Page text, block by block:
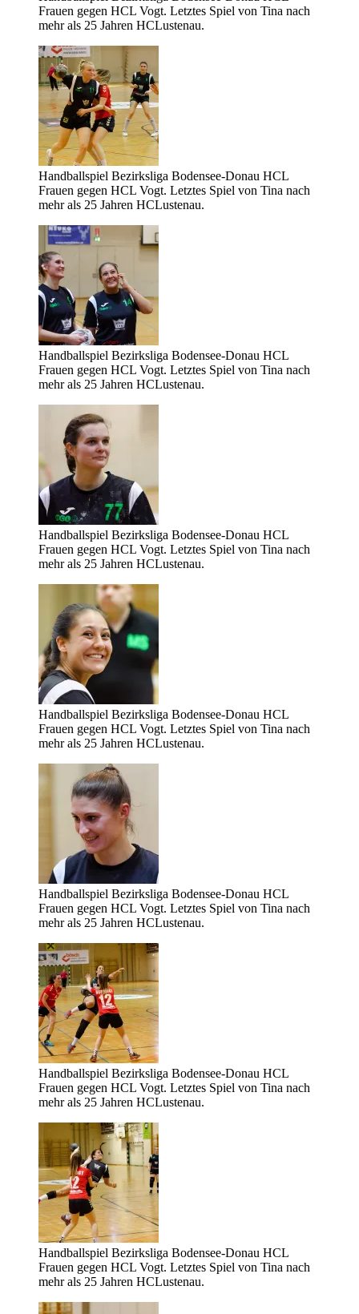
Frauen gegen HCL Vogt. Letztes Spiel von Tina nach
mehr als 25 Jahren HCLustenau.
Handballspiel Bezirksliga Bodensee-Donau HCL
Frauen gegen HCL Vogt. Letztes Spiel von Tina nach
mehr als 25 Jahren HCLustenau.
Handballspiel Bezirksliga Bodensee-Donau HCL
Frauen gegen HCL Vogt. Letztes Spiel von Tina nach
mehr als 25 Jahren HCLustenau.
Handballspiel Bezirksliga Bodensee-Donau HCL
Frauen gegen HCL Vogt. Letztes Spiel von Tina nach
mehr als 25 Jahren HCLustenau.
Handballspiel Bezirksliga Bodensee-Donau HCL
Frauen gegen HCL Vogt. Letztes Spiel von Tina nach
mehr als 25 Jahren HCLustenau.
Handballspiel Bezirksliga Bodensee-Donau HCL
Frauen gegen HCL Vogt. Letztes Spiel von Tina nach
mehr als 25 Jahren HCLustenau.
Handballspiel Bezirksliga Bodensee-Donau HCL
Frauen gegen HCL Vogt. Letztes Spiel von Tina nach
mehr als 25 Jahren HCLustenau.
Handballspiel Bezirksliga Bodensee-Donau HCL
Frauen gegen HCL Vogt. Letztes Spiel von Tina nach
mehr als 25 Jahren HCLustenau.